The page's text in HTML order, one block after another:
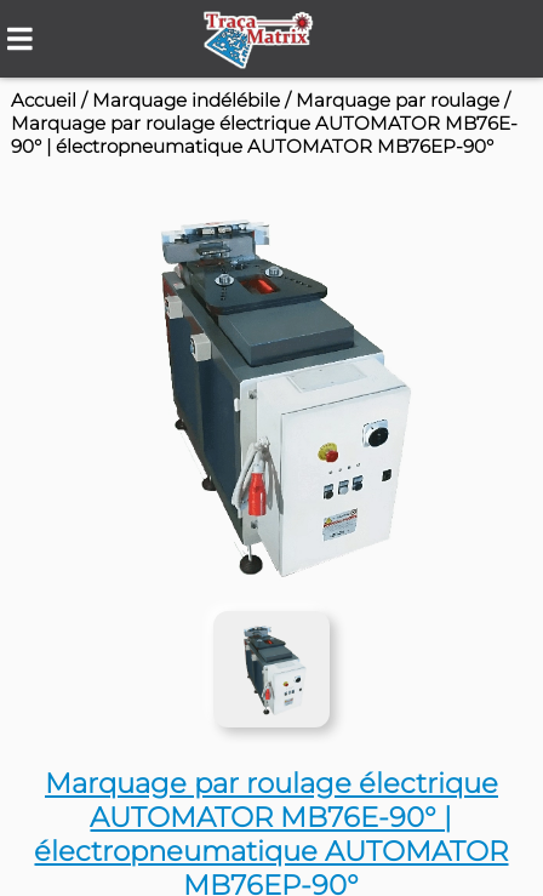
Accueil/Marquage indélébile/Marquage par
Marquage par roulage électrique